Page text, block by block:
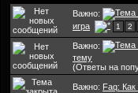
Важно:
игра
1 2
Важно:
тему
(Ответы на
Важно: Faq: